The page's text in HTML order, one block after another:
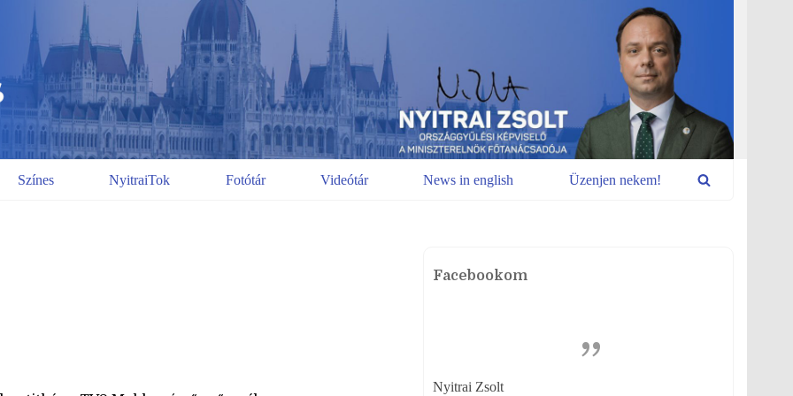
Színes NyitraiTok Fotótár Videótár News in english Üzenjen nekem!
Facebookom
Nyitrai Zsolt